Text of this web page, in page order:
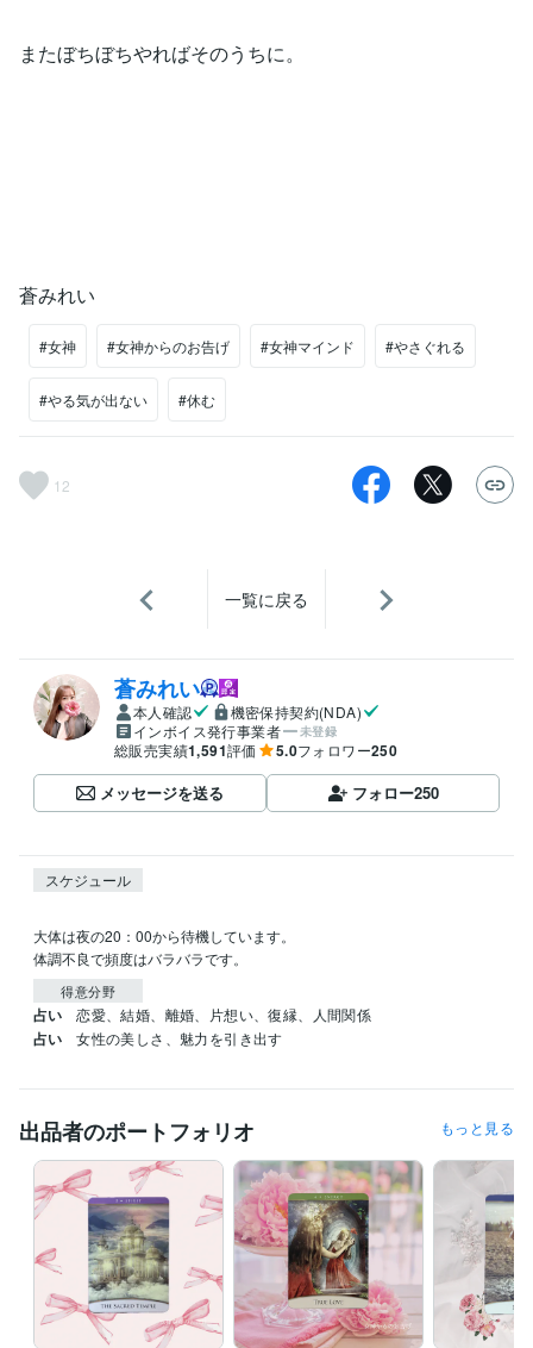
またぼちぼちやればそのうちに。
蒼みれい
#女神 #女神からのお告げ #女神マインド #やさぐれる
#やる気が出ない #休む
12
一覧に戻る
蒼みれい
本人確認
機密保持契約(NDA)
インボイス発行事業者
未登録
総販売実績1,591評価 5.0フォロワー250
メッセージを送る フォロー250
スケジュール
大体は夜の20：00から待機しています。
体調不良で頻度はバラバラです。
得意分野
占い 恋愛、結婚、離婚、片想い、復縁、人間関係
占い 女性の美しさ、魅力を引き出す
出品者のポートフォリオ もっと見る